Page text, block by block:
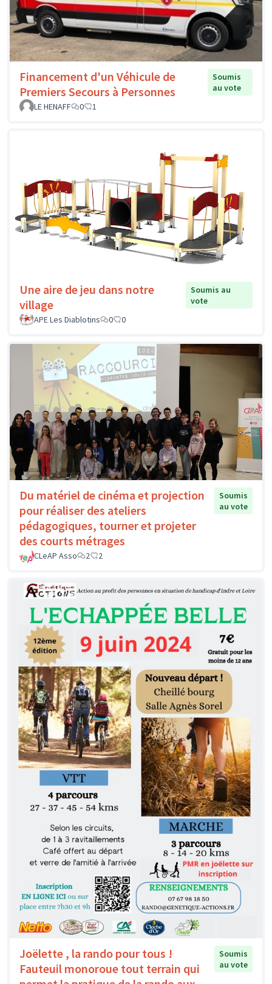
Financement d'un Véhicule de
Premiers Secours à Personnes
Soumis
au vote
LE HENAFF
0 1
Une aire de jeu dans notre
village
Soumis au
vote
APE Les Diablotins
0 0
Du matériel de cinéma et projection
pour réaliser des ateliers
pédagogiques, tourner et projeter
des courts métrages
Soumis
au vote
CLeAP Asso 2 2
Joëlette , la rando pour tous !
Fauteuil monoroue tout terrain qui
Soumis
au vote